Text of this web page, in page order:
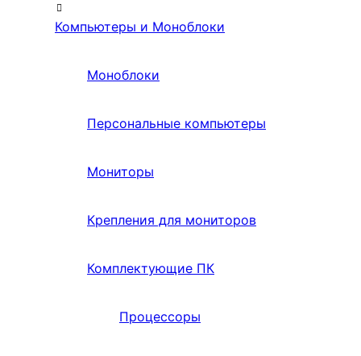
Компьютеры и Моноблоки
Моноблоки
Персональные компьютеры
Мониторы
Крепления для мониторов
Комплектующие ПК
Процессоры